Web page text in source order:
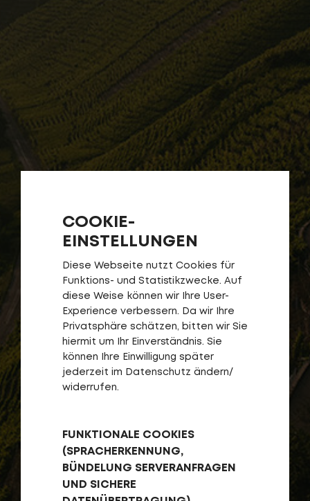
COOKIE-
EINSTELLUNGEN
Diese Webseite nutzt Cookies für
Funktions- und Statistikzwecke. Auf
diese Weise können wir Ihre User-
Experience verbessern. Da wir Ihre
Privatsphäre schätzen, bitten wir Sie
hiermit um Ihr Einverständnis. Sie
können Ihre Einwilligung später
jederzeit im Datenschutz ändern/
widerrufen.
FUNKTIONALE COOKIES
(SPRACHERKENNUNG,
BÜNDELUNG SERVERANFRAGEN
UND SICHERE